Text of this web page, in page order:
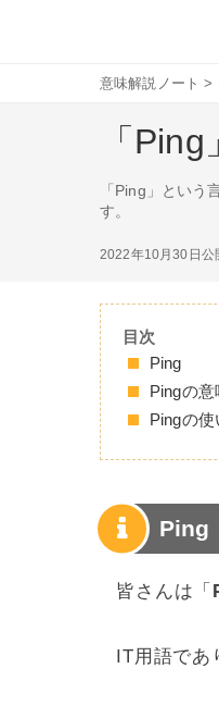
意味解説ノート >
「
「Ping」とい
す。
2022年10月30日公
目次
Ping
Pingの意
Pingの
Ping
皆さんは「
IT用語であ